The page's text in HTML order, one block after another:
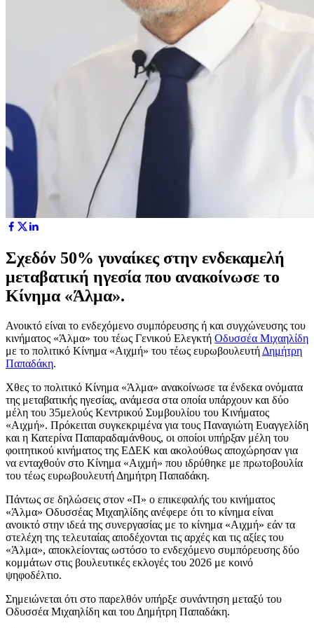
Σχεδόν 50% γυναίκες στην ενδεκαμελή
μεταβατική ηγεσία που ανακοίνωσε το
Κίνημα «Άλμα».
Ανοικτό είναι το ενδεχόμενο συμπόρευσης ή και συγχώνευσης του
κινήματος «Άλμα» του τέως Γενικού Ελεγκτή Οδυσσέα Μιχαηλίδη
με το πολιτικό Κίνημα «Αιχμή» του τέως ευρωβουλευτή Δημήτρη
Παπαδάκη.
Χθες το πολιτικό Κίνημα «Άλμα» ανακοίνωσε τα ένδεκα ονόματα
της μεταβατικής ηγεσίας, ανάμεσα στα οποία υπάρχουν και δύο
μέλη του 35μελούς Κεντρικού Συμβουλίου του Κινήματος
«Αιχμή». Πρόκειται συγκεκριμένα για τους Παναγιώτη Ευαγγελίδη
και η Κατερίνα Παπαραδαμάνθους, οι οποίοι υπήρξαν μέλη του
φοιτητικού κινήματος της ΕΔΕΚ και ακολούθως αποχώρησαν για
να ενταχθούν στο Κίνημα «Αιχμή» που ιδρύθηκε με πρωτοβουλία
του τέως ευρωβουλευτή Δημήτρη Παπαδάκη.
Πάντως σε δηλώσεις στον «Π» ο επικεφαλής του κινήματος
«Άλμα» Οδυσσέας Μιχαηλίδης ανέφερε ότι το κίνημα είναι
ανοικτό στην ιδεά της συνεργασίας με το κίνημα «Αιχμή» εάν τα
στελέχη της τελευταίας αποδέχονται τις αρχές και τις αξίες του
«Άλμα», αποκλείοντας ωστόσο το ενδεχόμενο συμπόρευσης δύο
κομμάτων στις βουλευτικές εκλογές του 2026 με κοινό
ψηφοδέλτιο.
Σημειώνεται ότι στο παρελθόν υπήρξε συνάντηση μεταξύ του
Οδυσσέα Μιχαηλίδη και του Δημήτρη Παπαδάκη.